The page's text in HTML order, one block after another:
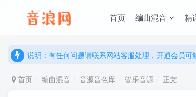
首页 编曲混音 精
说明：有任何问题请联系网站客服处理，开通会员
说明：有任何问题请联系网站客服处理，开通会员可
首页 编曲混音 音源音色库 管乐音源 正文